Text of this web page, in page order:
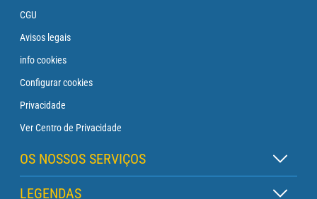
CGU
Avisos legais
info cookies
Configurar cookies
Privacidade
Ver Centro de Privacidade
OS NOSSOS SERVIÇOS
Assinatura Zen
LEGENDAS